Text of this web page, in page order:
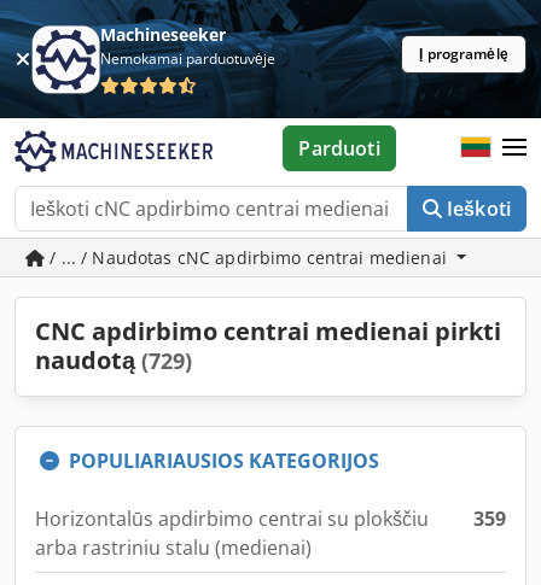
Machineseeker
Nemokamai parduotuvėje Į programėlę
Ieškoti
Parduoti
/ ... / Naudotas cNC apdirbimo centrai medienai
CNC apdirbimo centrai medienai pirkti
naudotą(729)
POPULIARIAUSIOS KATEGORIJOS
Horizontalūs apdirbimo centrai su plokščiu
arba rastriniu stalu (medienai)
359